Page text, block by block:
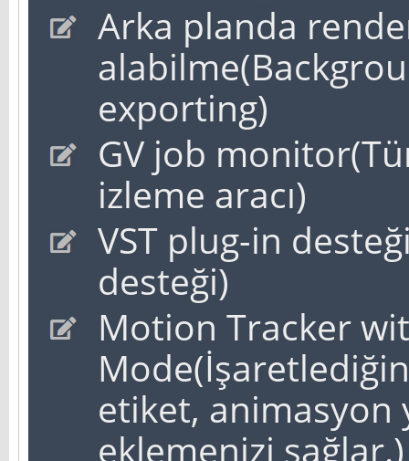
Arka planda
exporting)
GV job
izleme aracı)
VST plug-in
desteği)
Motion Tracker
etiket, animasyon
eklemenizi sağlar.)